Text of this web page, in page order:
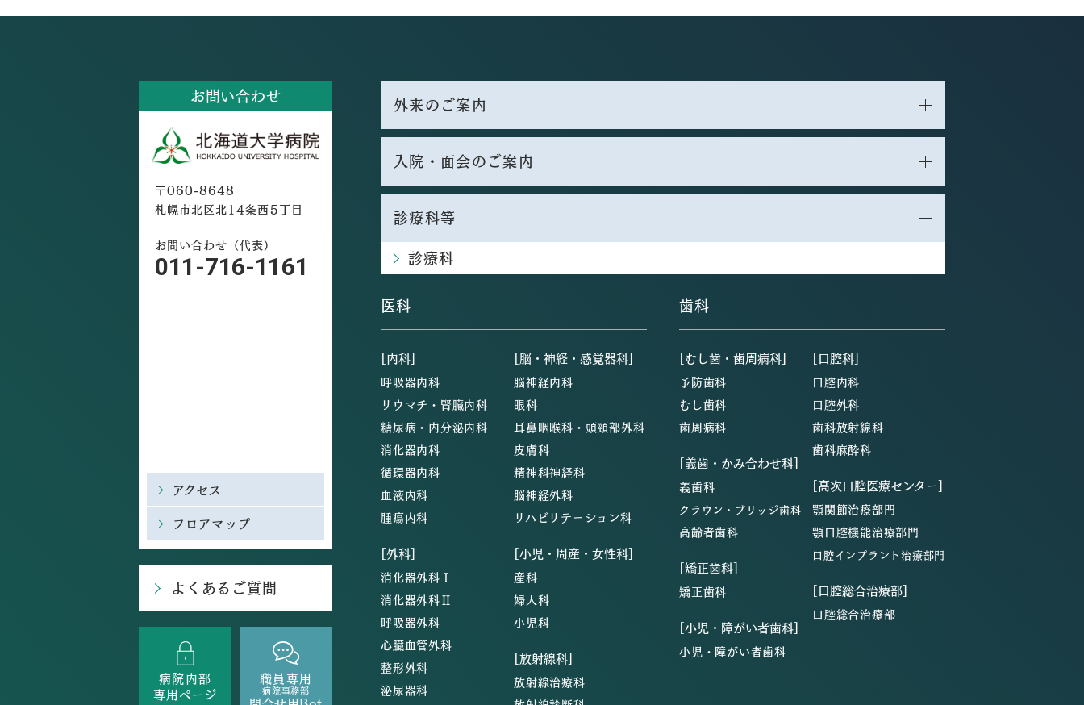
お問い合わせ
〒060-8648
札幌市北区北14条西5丁目
お問い合わせ（代表）
011-716-1161
アクセス
フロアマップ
よくあるご質問
病院内部
専用ページ
職員専用
病院事務部
外来のご案内
入院・面会のご案内
診療科等
診療科
医科
[内科]
呼吸器内科
リウマチ・腎臓内科
糖尿病・内分泌内科
消化器内科
循環器内科
血液内科
腫瘍内科
[外科]
消化器外科Ⅰ
消化器外科Ⅱ
呼吸器外科
心臓血管外科
整形外科
泌尿器科
[脳・神経・感覚器科]
脳神経内科
眼科
耳鼻咽喉科・頭頸部外科
皮膚科
精神科神経科
脳神経外科
リハビリテーション科
[小児・周産・女性科]
産科
婦人科
小児科
[放射線科]
放射線治療科
歯科
[むし歯・歯周病科]
予防歯科
むし歯科
歯周病科
[義歯・かみ合わせ科]
義歯科
クラウン・ブリッジ歯科
高齢者歯科
[矯正歯科]
矯正歯科
[小児・障がい者歯科]
小児・障がい者歯科
[口腔科]
口腔内科
口腔外科
歯科放射線科
歯科麻酔科
[高次口腔医療センター]
顎関節治療部門
顎口腔機能治療部門
口腔インプラント治療部門
[口腔総合治療部]
口腔総合治療部